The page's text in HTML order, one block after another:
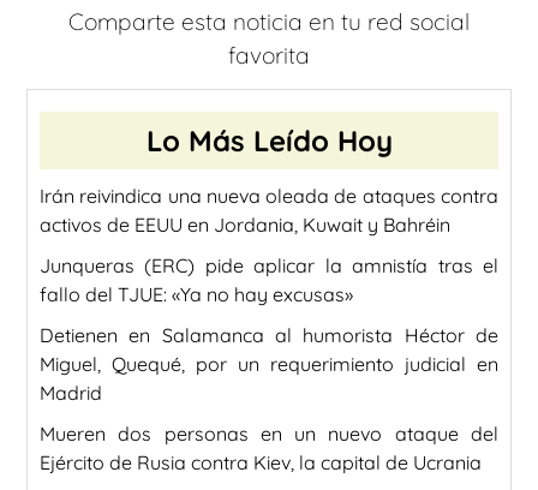
Comparte esta noticia en tu red social
favorita
Lo Más Leído Hoy
Irán reivindica una nueva oleada de ataques contra
activos de EEUU en Jordania, Kuwait y Bahréin
Junqueras (ERC) pide aplicar la amnistía tras el
fallo del TJUE: «Ya no hay excusas»
Detienen en Salamanca al humorista Héctor de
Miguel, Quequé, por un requerimiento judicial en
Madrid
Mueren dos personas en un nuevo ataque del
Ejército de Rusia contra Kiev, la capital de Ucrania